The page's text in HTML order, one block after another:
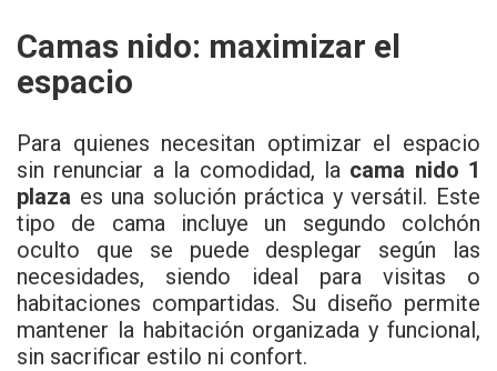
Camas nido: maximizar el
espacio
Para quienes necesitan optimizar el espacio
sin renunciar a la comodidad, la cama nido 1
plaza es una solución práctica y versátil. Este
tipo de cama incluye un segundo colchón
oculto que se puede desplegar según las
necesidades, siendo ideal para visitas o
habitaciones compartidas. Su diseño permite
mantener la habitación organizada y funcional,
sin sacrificar estilo ni confort.